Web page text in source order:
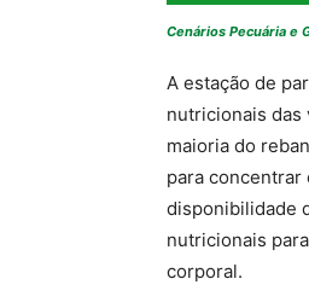
Cenários Pecuária e
A estação de
nutricionais das
maioria do
para concentrar
disponibilidade
nutricionais
corporal.